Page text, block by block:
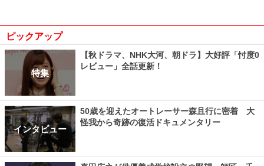
ピックアップ
特集
【秋ドラマ、NHK大河、朝ドラ】大好評「忖度0
レビュー」全話更新！
インタビュー
50歳を迎えたオートレーサー森且行に密着 大
怪我から奇跡の復活ドキュメンタリー